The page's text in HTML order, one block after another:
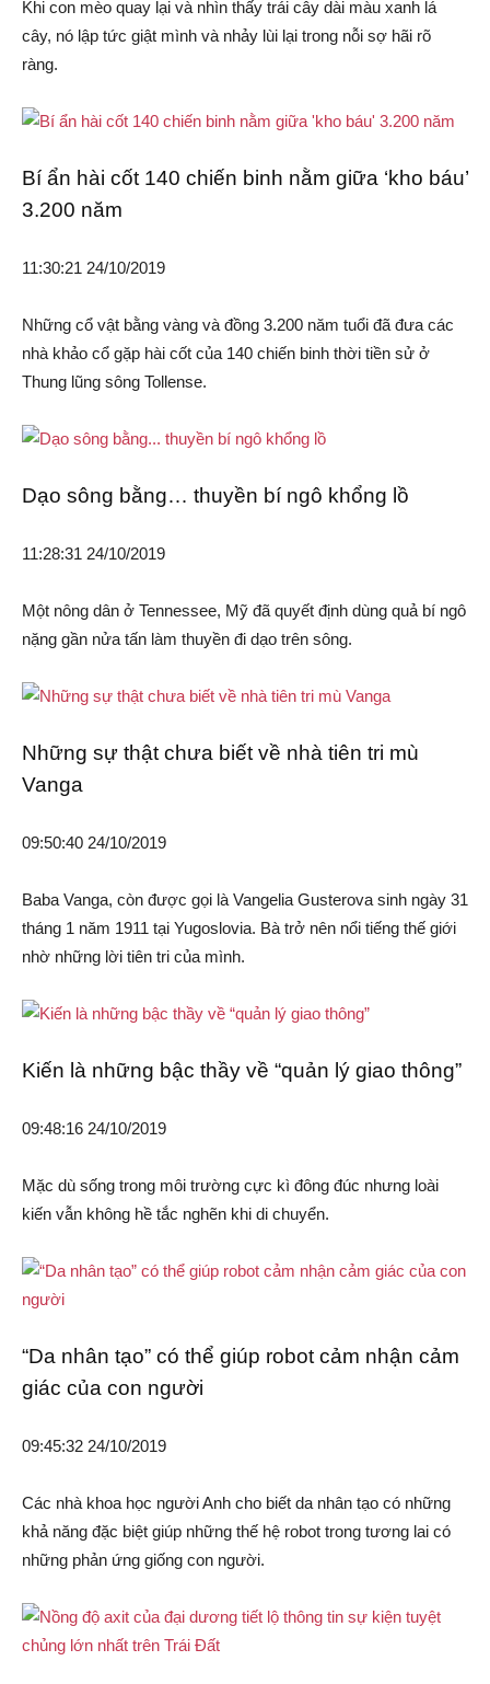
Khi con mèo quay lại và nhìn thấy trái cây dài màu xanh lá
cây, nó lập tức giật mình và nhảy lùi lại trong nỗi sợ hãi rõ
ràng.
Bí ẩn hài cốt 140 chiến binh nằm giữa ‘kho báu’
3.200 năm
11:30:21 24/10/2019
Những cổ vật bằng vàng và đồng 3.200 năm tuổi đã đưa các
nhà khảo cổ gặp hài cốt của 140 chiến binh thời tiền sử ở
Thung lũng sông Tollense.
Dạo sông bằng… thuyền bí ngô khổng lồ
11:28:31 24/10/2019
Một nông dân ở Tennessee, Mỹ đã quyết định dùng quả bí ngô
nặng gần nửa tấn làm thuyền đi dạo trên sông.
Những sự thật chưa biết về nhà tiên tri mù
Vanga
09:50:40 24/10/2019
Baba Vanga, còn được gọi là Vangelia Gusterova sinh ngày 31
tháng 1 năm 1911 tại Yugoslovia. Bà trở nên nổi tiếng thế giới
nhờ những lời tiên tri của mình.
Kiến là những bậc thầy về “quản lý giao thông”
09:48:16 24/10/2019
Mặc dù sống trong môi trường cực kì đông đúc nhưng loài
kiến vẫn không hề tắc nghẽn khi di chuyển.
“Da nhân tạo” có thể giúp robot cảm nhận cảm
giác của con người
09:45:32 24/10/2019
Các nhà khoa học người Anh cho biết da nhân tạo có những
khả năng đặc biệt giúp những thế hệ robot trong tương lai có
những phản ứng giống con người.